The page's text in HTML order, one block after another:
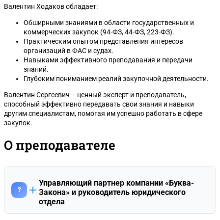
Валентин Ходаков обладает:
Обширными знаниями в области государственных и
коммерческих закупок (94-ФЗ, 44-ФЗ, 223-ФЗ).
Практическим опытом представления интересов
организаций в ФАС и судах.
Навыками эффективного преподавания и передачи
знаний.
Глубоким пониманием реалий закупочной деятельности.
Валентин Сергеевич – ценный эксперт и преподаватель,
способный эффективно передавать свои знания и навыки
другим специалистам, помогая им успешно работать в сфере
закупок.
О преподавателе
?
Управляющий партнер компании «Буква-
Закона» и руководитель юридического
отдела